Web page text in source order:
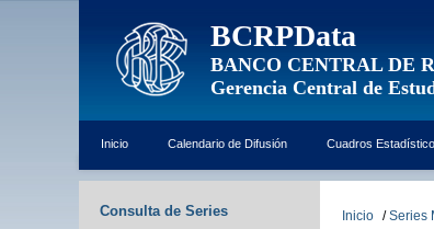
BCRPData
BANCO CENTRAL DE
Gerencia Central de
Inicio Calendario de Difusión Cuadros
Consulta de Series Inicio / Series